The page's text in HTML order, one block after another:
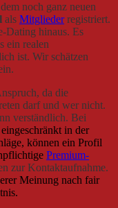
noch ganz neuen
als Mitgliederregistriert.
Dating hinaus. Es
ein realen
ist. Wir schätzen
da die
darf und wer nicht.
verständlich. Bei
in der
können ein Profil
Premium-
zur Kontaktaufnahme.
Meinung nach fair